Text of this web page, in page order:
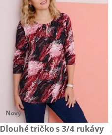
Nový
399,- Kč
Dlouhé tričko s 3/4 rukávy